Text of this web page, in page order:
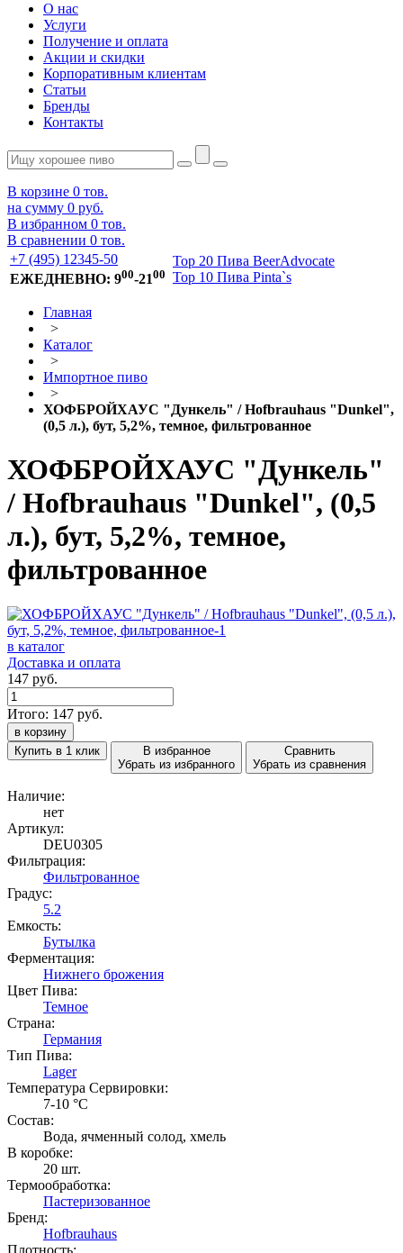
О нас
Услуги
Получение и оплата
Акции и скидки
Корпоративным клиентам
Статьи
Бренды
Контакты
В корзине 0 тов.
на сумму 0 руб.
В избранном 0 тов.
В сравнении 0 тов.
+7 (495) 12345-50
ЕЖЕДНЕВНО: 900-2100
Top 20 Пива BeerAdvocate
Top 10 Пива Pinta`s
Главная
>
Каталог
>
Импортное пиво
>
ХОФБРОЙХАУС "Дункель" / Hofbrauhaus "Dunkel",
(0,5 л.), бут, 5,2%, темное, фильтрованное
ХОФБРОЙХАУС "Дункель"
/ Hofbrauhaus "Dunkel", (0,5
л.), бут, 5,2%, темное,
фильтрованное
в каталог
Доставка и оплата
147 руб.
Итого: 147 руб.
в корзину
Купить в 1 клик
В избранное
Убрать из избранного
Сравнить
Убрать из сравнения
Наличие:
нет
Артикул:
DEU0305
Фильтрация:
Фильтрованное
Градус:
5.2
Емкость:
Бутылка
Ферментация:
Нижнего брожения
Цвет Пива:
Темное
Страна:
Германия
Тип Пива:
Lager
Температура Cервировки:
7-10 °С
Состав:
Вода, ячменный солод, хмель
В коробке:
20 шт.
Термообработка:
Пастеризованное
Бренд:
Hofbrauhaus
Плотность: